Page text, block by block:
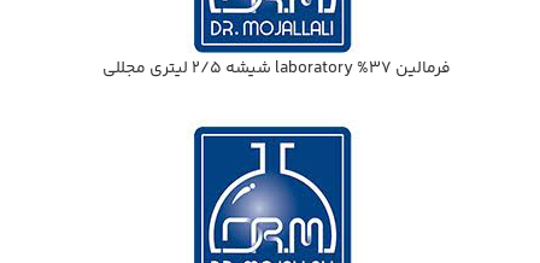
فرمالين 37% laboratory شيشه 2/5 ليتري مجللي